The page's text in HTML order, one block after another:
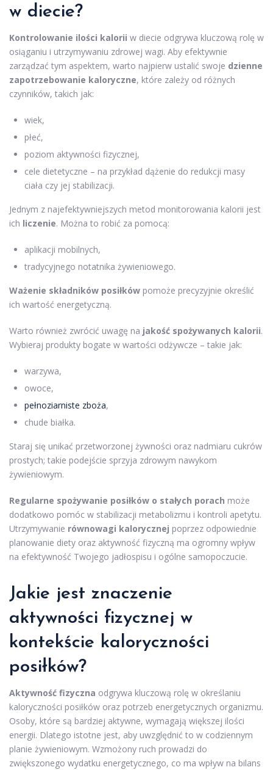
w diecie?
Kontrolowanie ilości kalorii w diecie odgrywa kluczową rolę w
osiąganiu i utrzymywaniu zdrowej wagi. Aby efektywnie
zarządzać tym aspektem, warto najpierw ustalić swoje dzienne
zapotrzebowanie kaloryczne, które zależy od różnych
czynników, takich jak:
wiek,
płeć,
poziom aktywności fizycznej,
cele dietetyczne – na przykład dążenie do redukcji masy
ciała czy jej stabilizacji.
Jednym z najefektywniejszych metod monitorowania kalorii jest
ich liczenie. Można to robić za pomocą:
aplikacji mobilnych,
tradycyjnego notatnika żywieniowego.
Ważenie składników posiłków pomoże precyzyjnie określić
ich wartość energetyczną.
Warto również zwrócić uwagę na jakość spożywanych kalorii.
Wybieraj produkty bogate w wartości odżywcze – takie jak:
warzywa,
owoce,
pełnoziarniste zboża,
chude białka.
Staraj się unikać przetworzonej żywności oraz nadmiaru cukrów
prostych; takie podejście sprzyja zdrowym nawykom
żywieniowym.
Regularne spożywanie posiłków o stałych porach może
dodatkowo pomóc w stabilizacji metabolizmu i kontroli apetytu.
Utrzymywanie równowagi kalorycznej poprzez odpowiednie
planowanie diety oraz aktywność fizyczną ma ogromny wpływ
na efektywność Twojego jadłospisu i ogólne samopoczucie.
Jakie jest znaczenie
aktywności fizycznej w
kontekście kaloryczności
posiłków?
Aktywność fizyczna odgrywa kluczową rolę w określaniu
kaloryczności posiłków oraz potrzeb energetycznych organizmu.
Osoby, które są bardziej aktywne, wymagają większej ilości
energii. Dlatego istotne jest, aby uwzględnić to w codziennym
planie żywieniowym. Wzmożony ruch prowadzi do
zwiększonego wydatku energetycznego, co ma wpływ na bilans